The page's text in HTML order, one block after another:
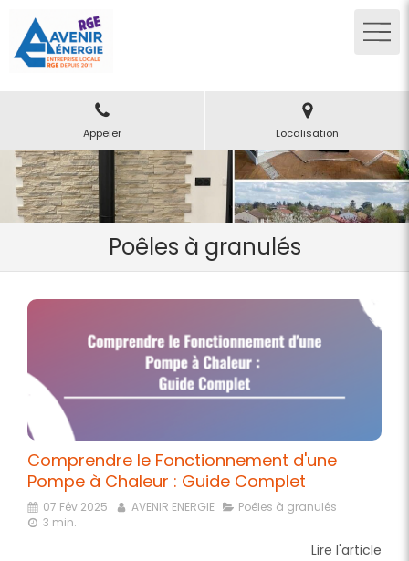
Appeler Localisation
Poêles à granulés
Comprendre le Fonctionnement d'une
Pompe à Chaleur : Guide Complet
07 Fév 2025 AVENIR ENERGIE
Poêles à granulés
3 min.
Lire l'article